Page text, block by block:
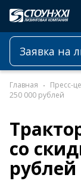
Заявка на
Главная Пресс-
250 000 рублей
со
рублей